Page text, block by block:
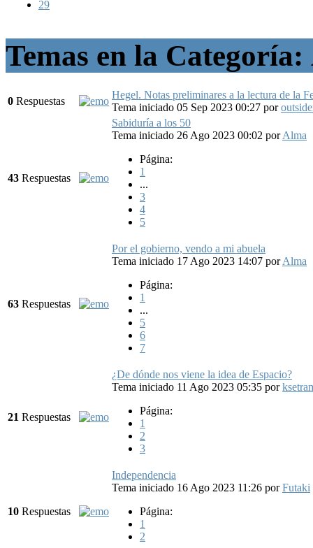
29
Temas en la
0 Respuestas
Hegel. Notas preliminares a la lectura de la
Tema iniciado 05 Sep 2023 00:27 por
43 Respuestas
Sabiduría a los 50
Tema iniciado 26 Ago 2023 00:02 porAlma
Página:
1
...
3
4
5
63 Respuestas
Por el gobierno, vendo a mi abuela
Tema iniciado 17 Ago 2023 14:07 porAlma
Página:
1
...
5
6
7
21 Respuestas
¿De dónde nos viene la idea de Espacio?
Tema iniciado 11 Ago 2023 05:35 por
Página:
1
2
3
10 Respuestas
Independencia
Tema iniciado 16 Ago 2023 11:26 porFutaki
Página:
1
2